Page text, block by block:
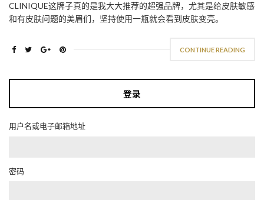
CLINIQUE这牌子真的是我大大推荐的超强品牌，尤其是给皮肤敏感
和有皮肤问题的美眉们，坚持使用一瓶就会看到皮肤变亮。
CONTINUE READING
登录
用户名或电子邮箱地址
密码